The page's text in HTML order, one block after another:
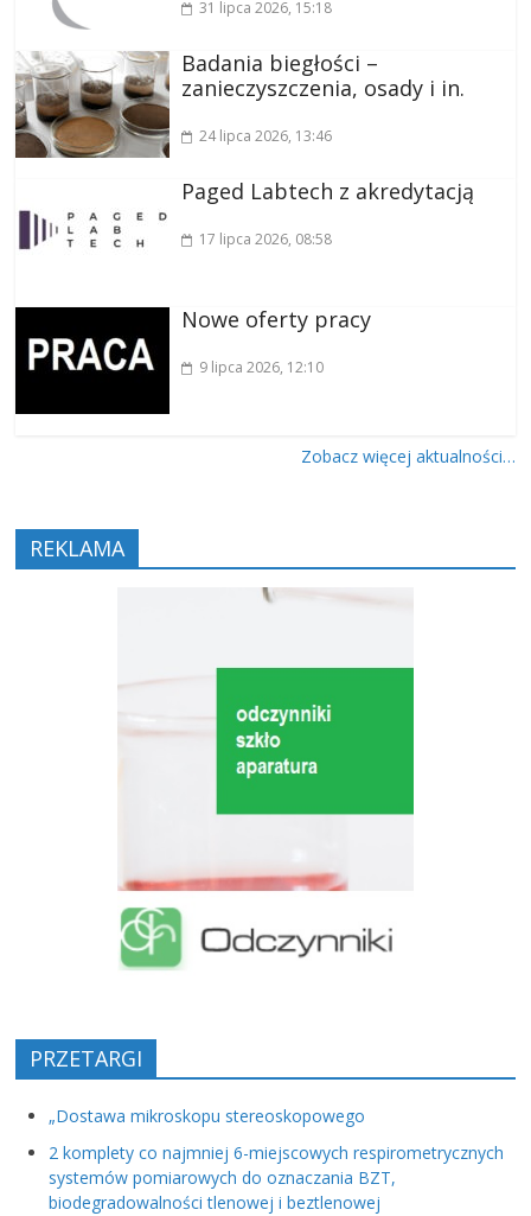
31 lipca 2026, 15:18
Badania biegłości –
zanieczyszczenia, osady i in.
24 lipca 2026, 13:46
Paged Labtech z akredytacją
17 lipca 2026, 08:58
Nowe oferty pracy
9 lipca 2026, 12:10
Zobacz więcej aktualności…
REKLAMA
PRZETARGI
„Dostawa mikroskopu stereoskopowego
2 komplety co najmniej 6-miejscowych respirometrycznych
systemów pomiarowych do oznaczania BZT,
biodegradowalności tlenowej i beztlenowej